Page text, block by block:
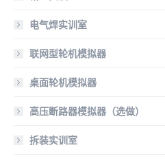
电气焊实训室
联网型轮机模拟器
桌面轮机模拟器
高压断路器模拟器（选做）
拆装实训室